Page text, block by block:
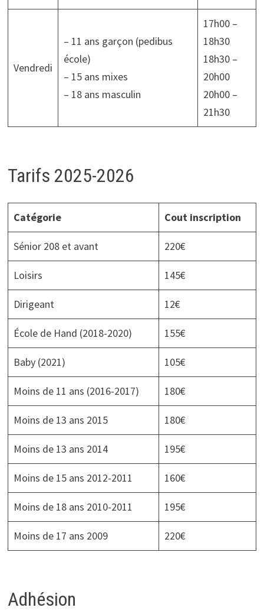
Vendredi
– 11 ans garçon (pedibus
école)
– 15 ans mixes
– 18 ans masculin
17h00 –
18h30
18h30 –
20h00
20h00 –
21h30
Tarifs 2025-2026
Catégorie Cout inscription
Sénior 208 et avant 220€
Loisirs 145€
Dirigeant 12€
École de Hand (2018-2020) 155€
Baby (2021) 105€
Moins de 11 ans (2016-2017) 180€
Moins de 13 ans 2015 180€
Moins de 13 ans 2014 195€
Moins de 15 ans 2012-2011 160€
Moins de 18 ans 2010-2011 195€
Moins de 17 ans 2009 220€
Adhésion